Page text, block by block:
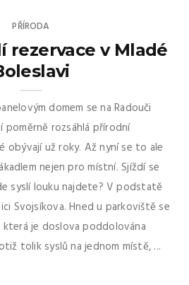
PŘÍRODA
rezervace v Mladé
domem se na Radouči
poměrně rozsáhlá přírodní
obývají už roky. Až nyní se to ale
nejen pro místní. Sjíždí se
syslí louku najdete? V podstatě
Svojsíkova. Hned u parkoviště se
která je doslova poddolována
tolik syslů na jednom místě, ...